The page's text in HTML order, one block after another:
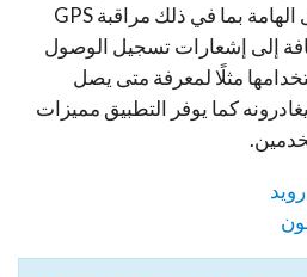
الكثير من المميزات الأخرى الهامة بما في ذلك مراقبة GPS
إلى إشعارات تسجيل الوصول
مثلًا لمعرفة متى يصل
كما يوفر التطبيق مميزات